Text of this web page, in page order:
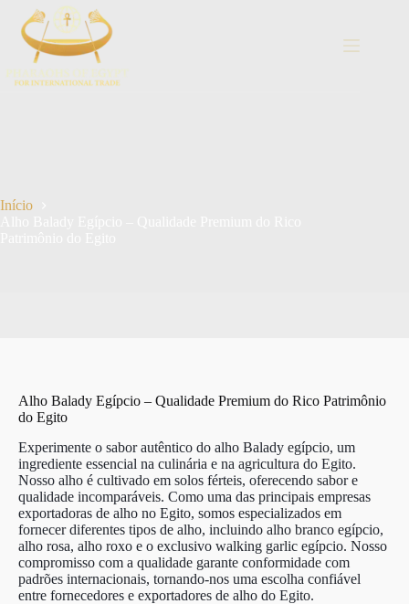
para
conteúdo
Início
Alho Balady Egípcio – Qualidade Premium do Rico Patrimônio
do Egito
Experimente o sabor autêntico do alho Balady egípcio, um
ingrediente essencial na culinária e na agricultura do Egito.
Nosso alho é cultivado em solos férteis, oferecendo sabor e
qualidade incomparáveis. Como uma das principais empresas
exportadoras de alho no Egito, somos especializados em
fornecer diferentes tipos de alho, incluindo alho branco egípcio,
alho rosa, alho roxo e o exclusivo walking garlic egípcio. Nosso
compromisso com a qualidade garante conformidade com
padrões internacionais, tornando-nos uma escolha confiável
entre fornecedores e exportadores de alho do Egito.